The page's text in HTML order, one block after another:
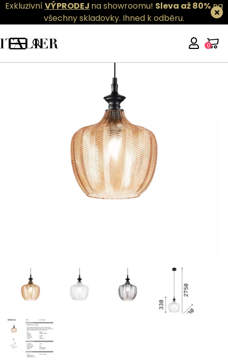
ExkluzivníVÝPRODEJ na showroomu! Sleva až 80%na
všechny skladovky. Ihned k odběru.
0